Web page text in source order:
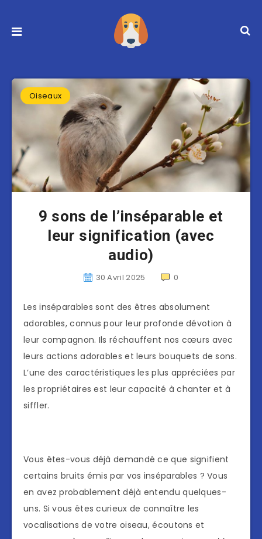
Oiseaux
9 sons de l’inséparable et
leur signification (avec
audio)
30 Avril 2025 0
Les inséparables sont des êtres absolument
adorables, connus pour leur profonde dévotion à
leur compagnon. Ils réchauffent nos cœurs avec
leurs actions adorables et leurs bouquets de sons.
L’une des caractéristiques les plus appréciées par
les propriétaires est leur capacité à chanter et à
siffler.
Vous êtes-vous déjà demandé ce que signifient
certains bruits émis par vos inséparables ? Vous
en avez probablement déjà entendu quelques-
uns. Si vous êtes curieux de connaître les
vocalisations de votre oiseau, écoutons et